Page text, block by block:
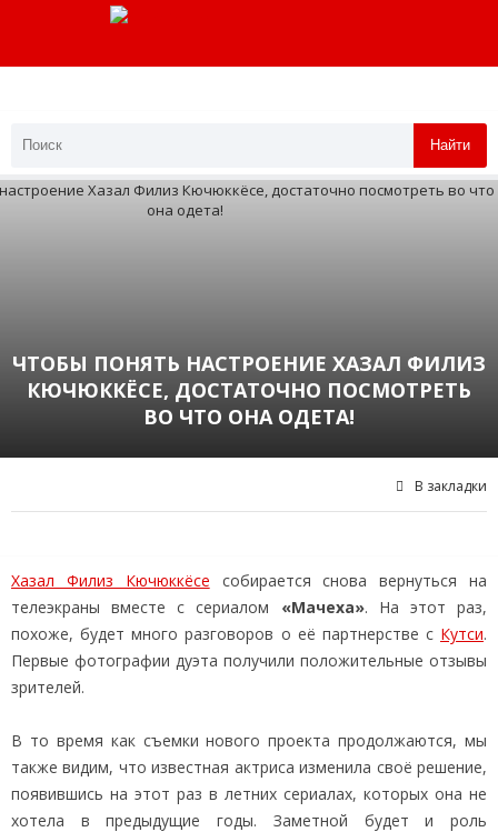
Найти
ЧТОБЫ ПОНЯТЬ НАСТРОЕНИЕ ХАЗАЛ ФИЛИЗ
КЮЧЮККЁСЕ, ДОСТАТОЧНО ПОСМОТРЕТЬ
ВО ЧТО ОНА ОДЕТА!
В закладки
Хазал Филиз Кючюккёсе собирается снова вернуться на
телеэкраны вместе с сериалом «Мачеха». На этот раз,
похоже, будет много разговоров о её партнерстве с Кутси.
Первые фотографии дуэта получили положительные отзывы
зрителей.
В то время как съемки нового проекта продолжаются, мы
также видим, что известная актриса изменила своё решение,
появившись на этот раз в летних сериалах, которых она не
хотела в предыдущие годы. Заметной будет и роль